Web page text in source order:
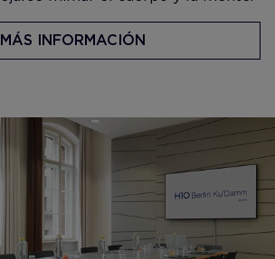
MÁS INFORMACIÓN